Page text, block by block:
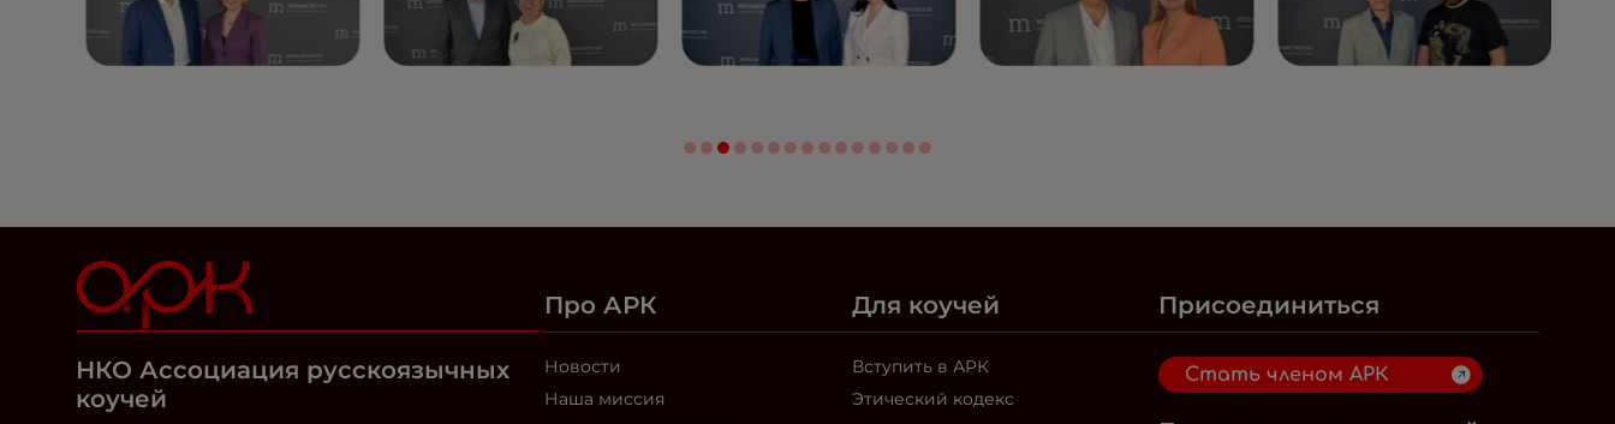
НКО Ассоциация русскоязычных
коучей
Про АРК
Новости
Наша миссия
Для коучей
Вступить в АРК
Этический кодекс
Присоединиться
Стать членом АРК